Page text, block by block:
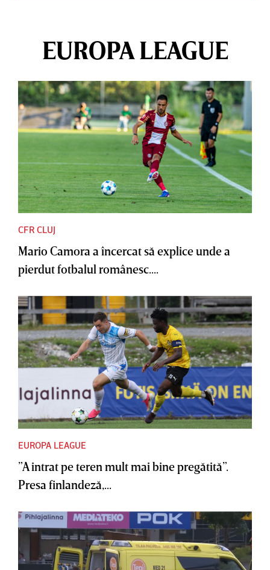
EUROPA LEAGUE
CFR CLUJ
Mario Camora a încercat să explice unde a
pierdut fotbalul românesc....
EUROPA LEAGUE
”A intrat pe teren mult mai bine pregătită”.
Presa finlandeză,...